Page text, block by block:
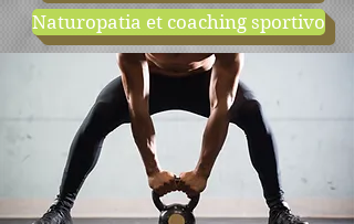
Naturopatia et coaching sportivo
cours d'essai negozio